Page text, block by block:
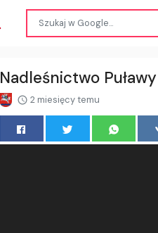
Nadleśnictwo
2 miesięcy temu